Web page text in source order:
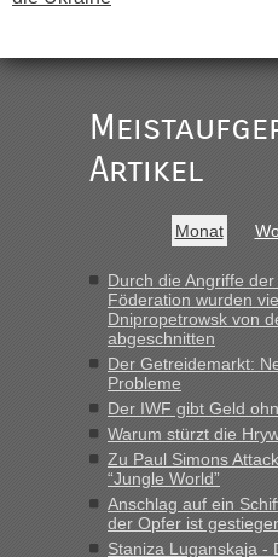
Ist korrekt, aber ich finde man
darauf hinweisen können.
War aber nicht "böse" gemeint
buchbar - warum auch immer ...
Hab´s versucht - bekomme
Strecke fahren wir nicht"
inBerichte und
die Ukraine
„Man sollte aber explizit dazu
LeoExpress ist - und nur auf
Fahrkarten kaufen. Zumindest
Verbindung von
Artikel
Monat
Durch die Angriffe
Föderation wurden
Dnipropetrowsk von
abgeschnitten
Der Getreidemarkt:
Probleme
Der IWF gibt Geld
Warum stürzt die
Zu Paul Simons
“Jungle World”
Anschlag auf ein
der Opfer ist
Staniza Luganskaja -